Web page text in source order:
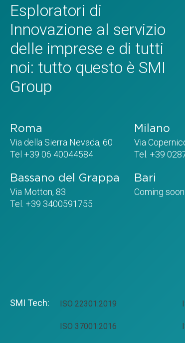
Esploratori di
Innovazione al servizio
delle imprese e di tutti
noi: tutto questo è SMI
Group
Roma
Via della Sierra Nevada, 60
Tel +39 06 40044584
Milano
Via
Tel. +39
Bassano del Grappa
Via Motton, 83
Tel. +39 3400591755
Bari
Coming soon
SMI Tech: ISO 22301:2019
ISO 37001:2016